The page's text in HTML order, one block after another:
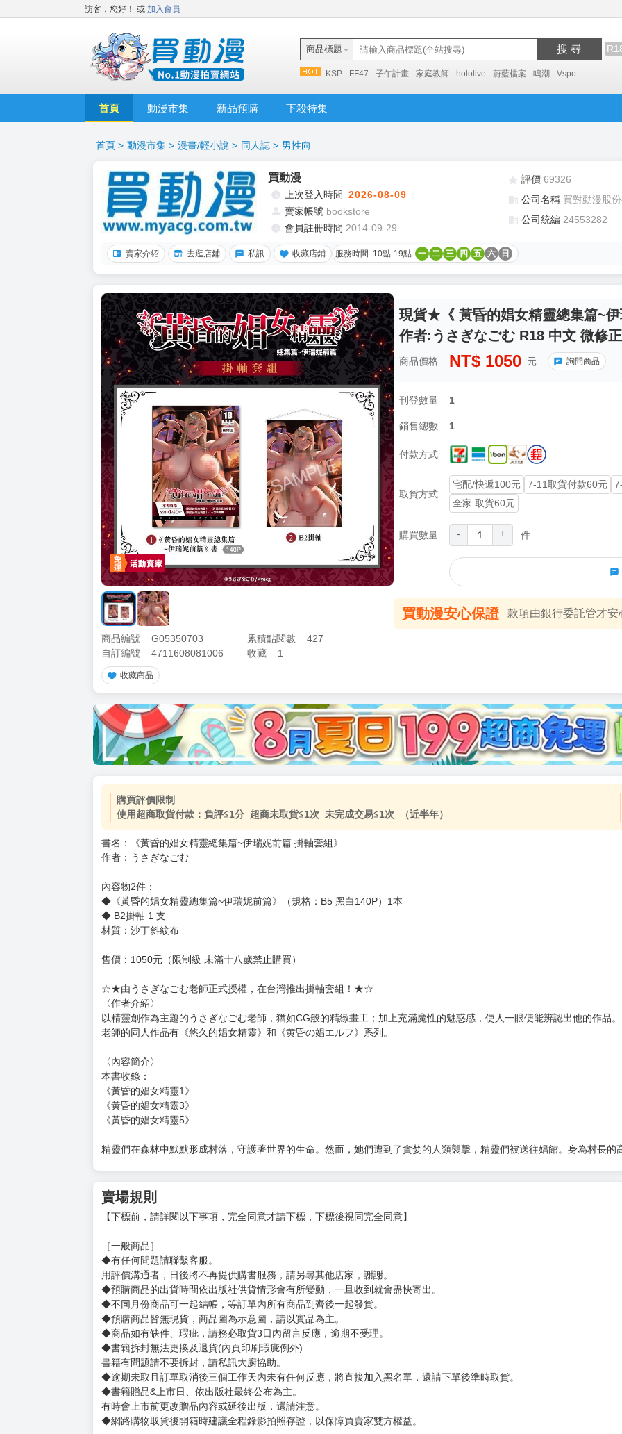
訪客，您好！ 或 加入會員
商品標題 搜 尋
KSP FF47 子午計畫 家庭教師 hololive 蔚藍檔案 鳴潮 Vspo
首頁 動漫市集 新品預購 下殺特集
首頁 > 動漫市集 > 漫畫/輕小說 > 同人誌 > 男性向
買動漫
上次登入時間 2026-08-09
賣家帳號 bookstore
會員註冊時間 2014-09-29
評價 69326
公司名稱 買對動漫股
公司統編 24553282
賣家介紹 去逛店鋪 私訊 收藏店鋪 服務時間: 10點-19點 一 二 三 四 五 六 日
商品編號 G05350703 累積點閱數
427
自訂編號
4711608081006 收藏 1
收藏商品
現貨★《 黃昏的娼女精靈總集篇~
作者:うさぎなごむ R18 中文 微修
商品價格 NT$ 1050 元 詢問商品
刊登數量 1
銷售總數 1
付款方式
取貨方式
宅配/快遞100元 7-11取貨付款60元
全家 取貨60元
購買數量 - + 件
買動漫安心保證 款項由銀行委託管才安
加價購 ( 共
(加購品) 買動漫★《$15元-加固紙箱包裝》
使用超商取貨付款：負評≦1分 超商未取貨≦1次 未完成交易≦1次 （近半年）
書名：《黃昏的娼女精靈總集篇~伊瑞妮前篇 掛軸套組》
作者：うさぎなごむ
內容物2件：
◆ B2掛軸 1 支
材質：沙丁斜紋布
售價：1050元（限制級 未滿十八歲禁止購買）
〈作者介紹〉
老師的同人作品有《悠久的娼女精靈》和《黄昏の娼エルフ》系列。
〈內容簡介〉
本書收錄：
《黃昏的娼女精靈3》
《黃昏的娼女精靈5》
精靈們在森林中默默形成村落，守護著世界的生命。然而，她們遭到了貪婪的人類襲擊，精靈們被送往娼館。身為村長的
賣場規則
【下標前，請詳閱以下事項，完全同意才請下標，下標後視同完全同意】
［一般商品］
◆有任何問題請聯繫客服。
用評價溝通者，日後將不再提供購書服務，請另尋其他店家，謝謝。